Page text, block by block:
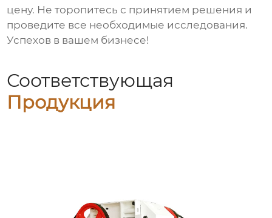
цену. Не торопитесь с принятием решения и
проведите все необходимые исследования.
Успехов в вашем бизнесе!
Соответствующая
Продукция